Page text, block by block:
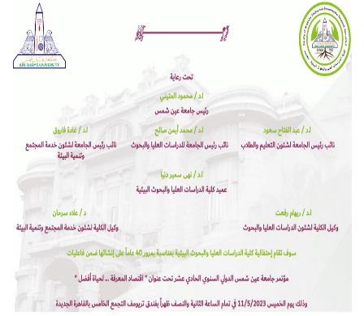
المراكز والوحدات
الجداول والنتائج
المنصة الألكترونية
أهم الأخبار
مشروع شمس BE GREEN
سفراء المناخ